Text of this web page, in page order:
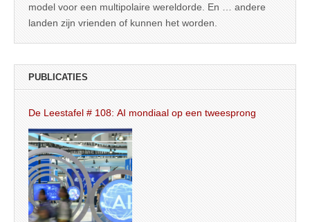
model voor een multipolaire wereldorde. En … andere
landen zijn vrienden of kunnen het worden.
PUBLICATIES
De Leestafel # 108: AI mondiaal op een tweesprong